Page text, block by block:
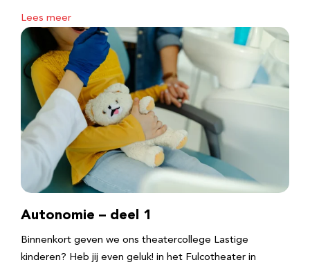
Lees meer
Autonomie – deel 1
Binnenkort geven we ons theatercollege Lastige
kinderen? Heb jij even geluk! in het Fulcotheater in